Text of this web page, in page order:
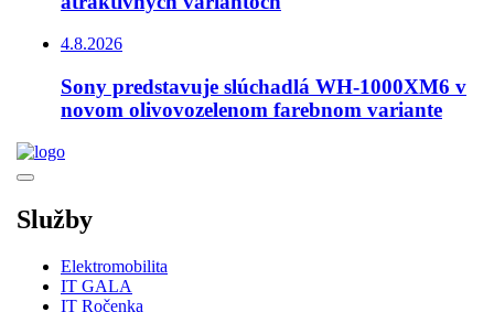
4.8.2026
Sony predstavuje slúchadlá WH-1000XM6 v
novom olivovozelenom farebnom variante
Služby
Elektromobilita
IT GALA
IT Ročenka